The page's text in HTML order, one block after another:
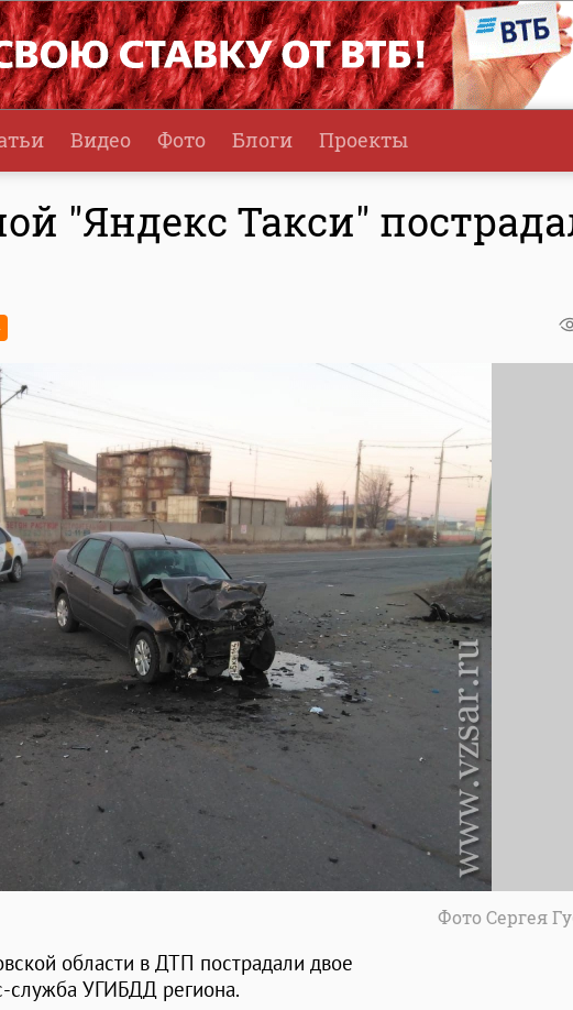
Видео Фото Блоги Проекты
"Яндекс Такси"
Фото Сергея
области в ДТП пострадали двое
служба УГИБДД региона.